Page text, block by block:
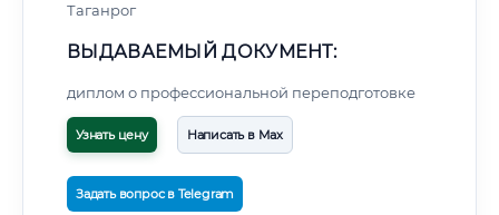
Таганрог
ВЫДАВАЕМЫЙ ДОКУМЕНТ:
диплом о профессиональной переподготовке
Узнать цену Написать в Max
Задать вопрос в Telegram